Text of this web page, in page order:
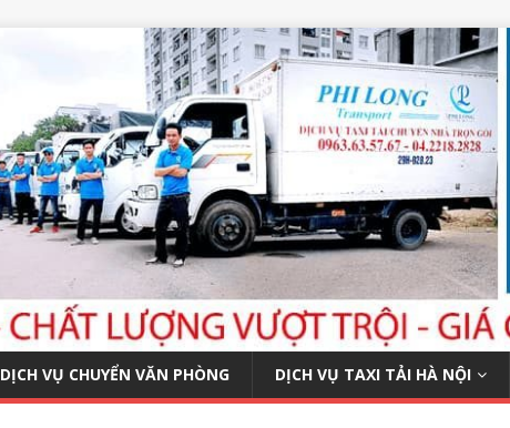
DỊCH VỤ CHUYỂN VĂN PHÒNG DỊCH VỤ TAXI TẢI HÀ NỘI